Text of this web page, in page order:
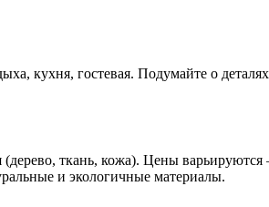
кухня, гостевая. Подумайте о
(дерево, ткань, кожа). Цены
и экологичные материалы.